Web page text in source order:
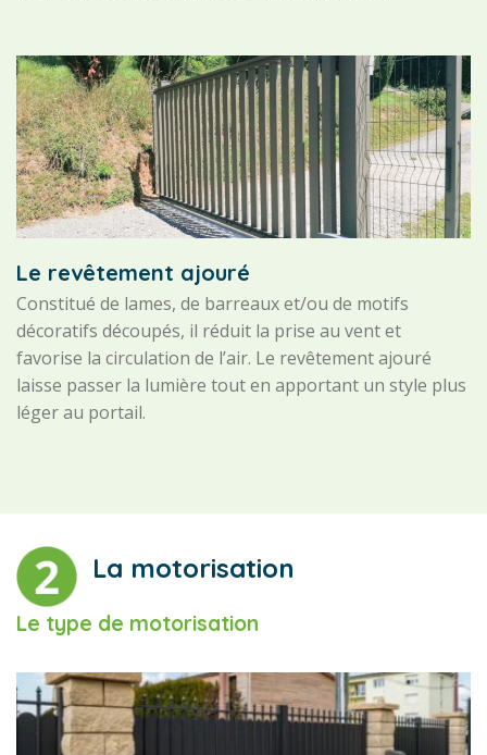
Le revêtement ajouré
Constitué de lames, de barreaux et/ou de motifs
décoratifs découpés, il réduit la prise au vent et
favorise la circulation de l’air. Le revêtement ajouré
laisse passer la lumière tout en apportant un style plus
léger au portail.
La motorisation
Le type de motorisation